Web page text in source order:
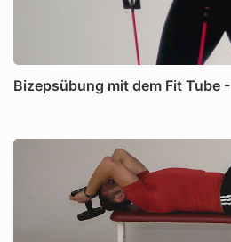
Bizepsübung mit dem Fit Tube